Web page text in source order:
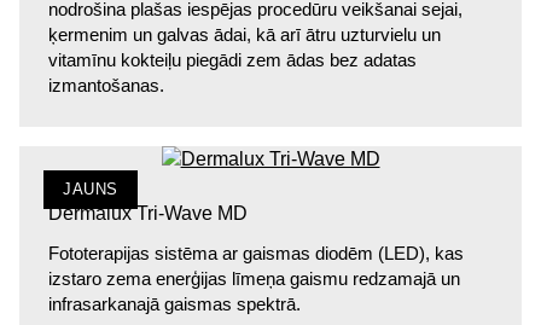
nodrošina plašas iespējas procedūru veikšanai sejai,
ķermenim un galvas ādai, kā arī ātru uzturvielu un
vitamīnu kokteiļu piegādi zem ādas bez adatas
izmantošanas.
JAUNS
Dermalux Tri-Wave MD
Fototerapijas sistēma ar gaismas diodēm (LED), kas
izstaro zema enerģijas līmeņa gaismu redzamajā un
infrasarkanajā gaismas spektrā.